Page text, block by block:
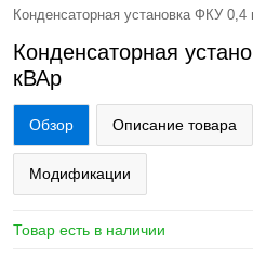
Конденсаторная установка ФКУ
Конденсаторная
кВАр
Обзор Описание товара
Модификации
Товар есть в наличии